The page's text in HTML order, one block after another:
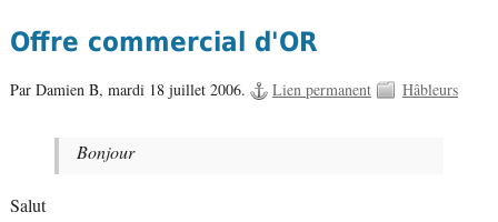
Offre commercial d'OR
Par Damien B, mardi 18 juillet 2006. Lien permanent Hâbleurs
Bonjour
Salut